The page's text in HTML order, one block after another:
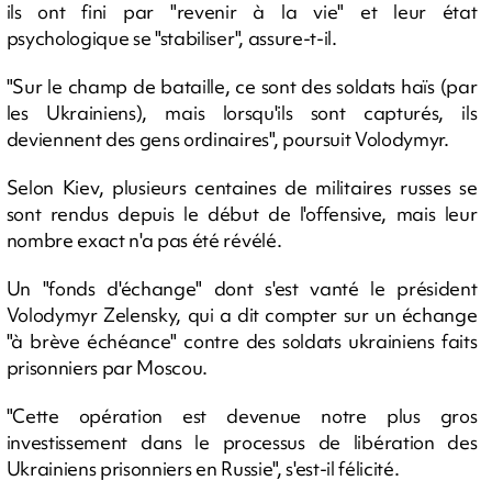
ils ont fini par "revenir à la vie" et leur état
psychologique se "stabiliser", assure-t-il.
"Sur le champ de bataille, ce sont des soldats haïs (par
les Ukrainiens), mais lorsqu'ils sont capturés, ils
deviennent des gens ordinaires", poursuit Volodymyr.
Selon Kiev, plusieurs centaines de militaires russes se
sont rendus depuis le début de l'offensive, mais leur
nombre exact n'a pas été révélé.
Un "fonds d'échange" dont s'est vanté le président
Volodymyr Zelensky, qui a dit compter sur un échange
"à brève échéance" contre des soldats ukrainiens faits
prisonniers par Moscou.
"Cette opération est devenue notre plus gros
investissement dans le processus de libération des
Ukrainiens prisonniers en Russie", s'est-il félicité.